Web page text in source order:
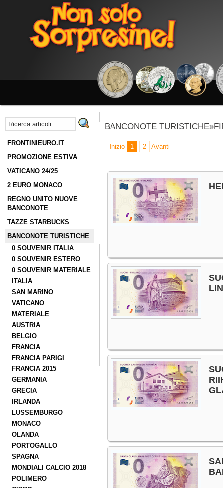
FRONTINIEURO.IT
PROMOZIONE ESTIVA
VATICANO 24/25
2 EURO MONACO
REGNO UNITO NUOVE
BANCONOTE
TAZZE STARBUCKS
BANCONOTE TURISTICHE
0 SOUVENIR ITALIA
0 SOUVENIR ESTERO
0 SOUVENIR MATERIALE
ITALIA
SAN MARINO
VATICANO
MATERIALE
AUSTRIA
BELGIO
FRANCIA
FRANCIA PARIGI
FRANCIA 2015
GERMANIA
GRECIA
IRLANDA
LUSSEMBURGO
MONACO
OLANDA
PORTOGALLO
SPAGNA
MONDIALI CALCIO 2018
POLIMERO
BANCONOTE
Inizio 1 2 Avanti